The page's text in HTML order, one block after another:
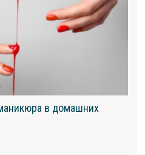
в домашних